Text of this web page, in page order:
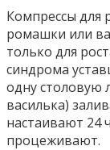
Компрессы для
ромашки или
только для
синдрома
одну столовую
василька)
настаивают 24
процеживают.